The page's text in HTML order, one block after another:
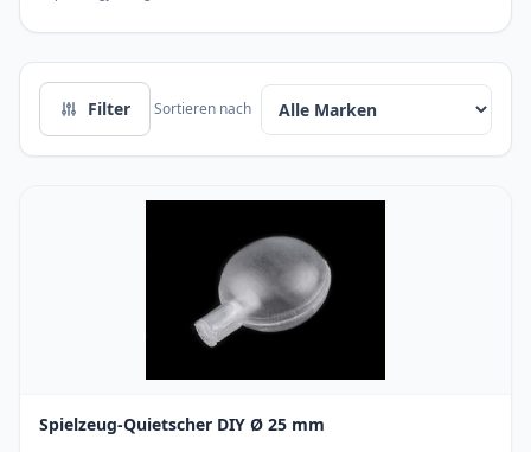
Filter Sortieren nach
Spielzeug-Quietscher DIY Ø 25 mm